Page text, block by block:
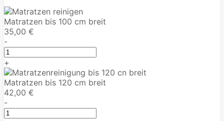
Matratzen bis 100 cm breit
35,00 €
-
+
Matratzen bis 120 cm breit
42,00 €
-